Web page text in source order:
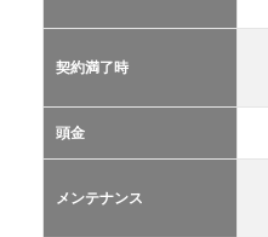
2.1
ブス
クリ
2.2
契約満了時
頭金
メンテナンス